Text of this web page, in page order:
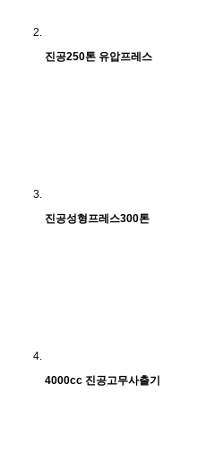
진공250톤 유압프레스
진공성형프레스300톤
4000cc 진공고무사출기